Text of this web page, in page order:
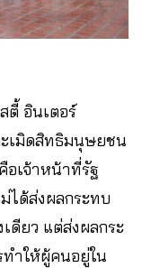
ตี้ อินเตอร์
ะเมิดสิทธิมนุษยชน
อเจ้าหน้าที่รัฐ
ได้ส่งผลกระทบ
ดียว แต่ส่งผลกระ
ำให้ผู้คนอยู่ใน